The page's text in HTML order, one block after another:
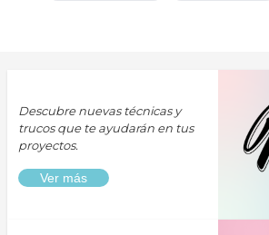
Descubre nuevas técnicas y
trucos que te ayudarán en tus
proyectos.
Ver más